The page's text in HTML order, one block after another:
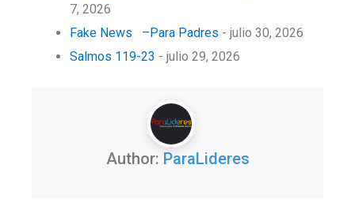
7, 2026
Fake News –Para Padres - julio 30, 2026
Salmos 119-23 - julio 29, 2026
Author: ParaLideres